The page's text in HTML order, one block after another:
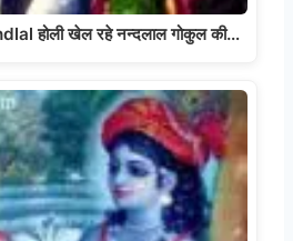
होली खेल रहे नन्दलाल गोकुल की…